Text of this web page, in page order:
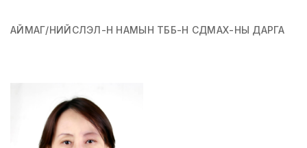
АЙМАГ/НИЙСЛЭЛ-Н НАМЫН ТББ-Н СДМАХ-НЫ ДАРГА